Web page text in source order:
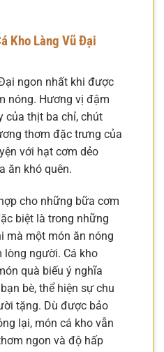
Kho Làng Vũ Đại
ngon nhất khi được
nóng. Hương vị đậm
của thịt ba chỉ, chút
thơm đặc trưng của
với hạt cơm dẻo
ăn khó quên.
cho những bữa cơm
biệt là trong những
mà một món ăn nóng
lòng người. Cá kho
quà biếu ý nghĩa
bè, thể hiện sự chu
tặng. Dù được bảo
lại, món cá kho vẫn
ngon và độ hấp